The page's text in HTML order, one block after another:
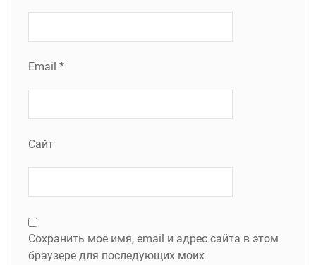
Email *
Сайт
Сохранить моё имя, email и адрес сайта в этом
браузере для последующих моих